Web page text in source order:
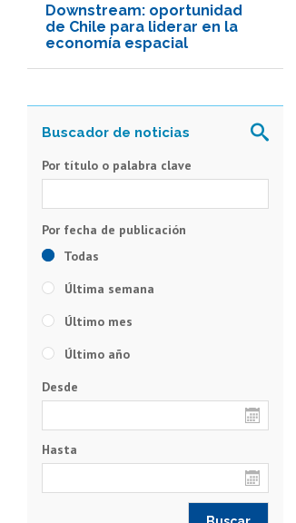
Downstream: oportunidad
de Chile para liderar en la
economía espacial
Por título o palabra clave
Todas
Última semana
Último mes
Último año
Desde
Hasta